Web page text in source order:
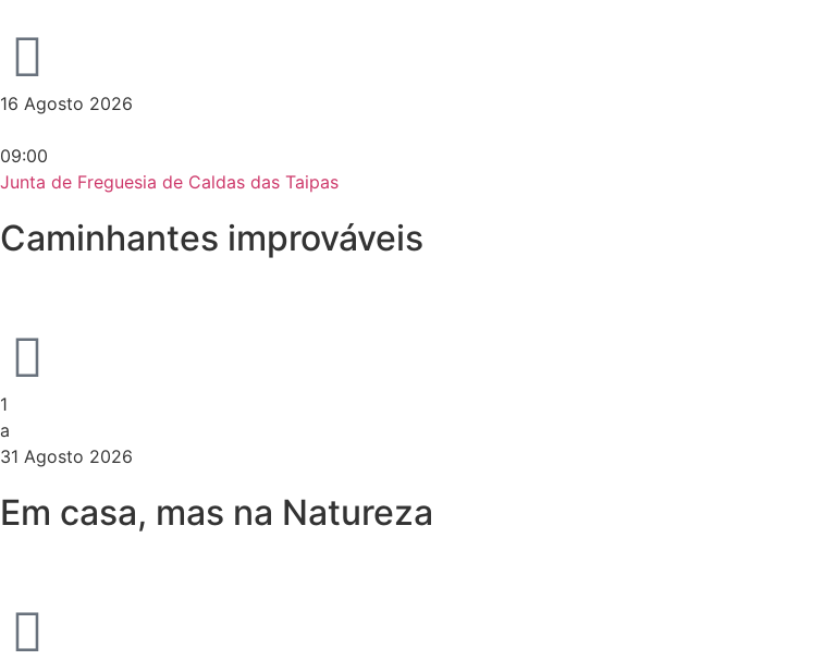
16 Agosto 2026
09:00
Junta de Freguesia de Caldas das Taipas
Caminhantes improváveis
1
a
31 Agosto 2026
Em casa, mas na Natureza